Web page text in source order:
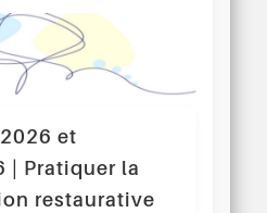
et
| Pratiquer la
restaurative